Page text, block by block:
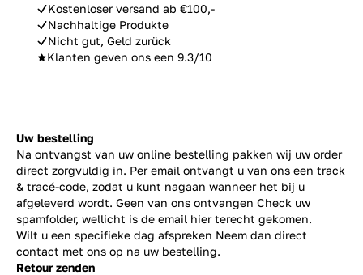
Kostenloser versand ab €100,-
Nachhaltige Produkte
Nicht gut, Geld zurück
Klanten geven ons een 9.3/10
Uw bestelling
Na ontvangst van uw online bestelling pakken wij uw order
direct zorgvuldig in. Per email ontvangt u van ons een track
& tracé-code, zodat u kunt nagaan wanneer het bij u
afgeleverd wordt. Geen van ons ontvangen Check uw
spamfolder, wellicht is de email hier terecht gekomen.
Wilt u een specifieke dag afspreken Neem dan direct
contact met ons op na uw bestelling.
Retour zenden